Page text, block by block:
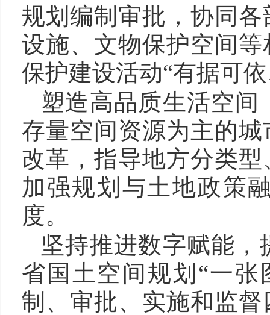
规划编制审批，协同
设施、文物保护空间
保护建设活动“有据可
塑造高品质生活空
存量空间资源为主的
改革，指导地方分类
加强规划与土地政策
度。
坚持推进数字赋能
省国土空间规划“一
制、审批、实施和监